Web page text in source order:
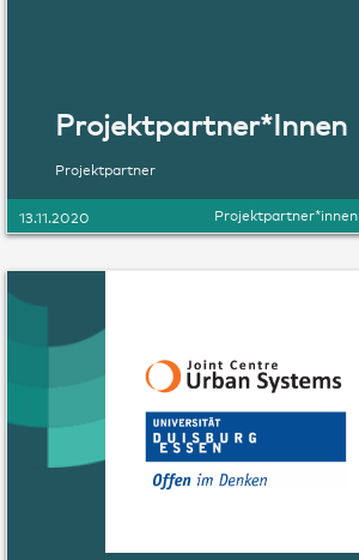
Projektpartner*Innen
Projektpartner
13.11.2020 Projektpartner*innen